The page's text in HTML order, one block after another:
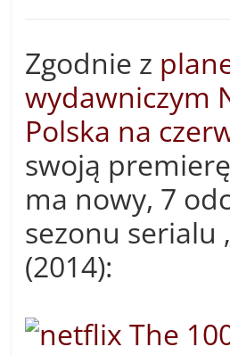
Zgodnie z
wydawniczym
Polska na
swoją
ma nowy, 7
sezonu serialu
(2014):